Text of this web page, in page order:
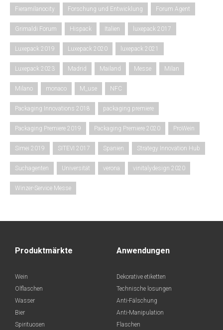
Fieramilanocity Forschung und Entwicklung Forum Agent
Grimaldi Forum Hispack Italien luxepack 2017
Luxepack 2019 Luxepack 2020 luxepack 2021
Luxepack 2023 Madrid Mailand Messe Milan
Milano monaco M_use NFC
Packaging Innovations 2018 packaging premiere
Packaging Premiere 2019 Packaging Premiere 2020 ProWein
Simei 2019 SITEVI 2017 Spanien Strategy Innovation Hub
Suchagenten Universität verona vinitalydesign 2020
Winzer-Service Messe
Produktmärkte
Wein
Olflaschen
Wasser
Bier
Spirituosen
Anwendungen
Dekorative etiketten
Technische losungen
Anti-Fälschung
Anti-Manipulation
Flaschen